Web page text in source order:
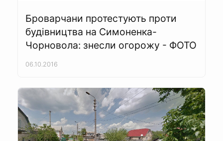
Броварчани протестують проти
будівництва на Симоненка-
Чорновола: знесли огорожу - ФОТО
06.10.2016